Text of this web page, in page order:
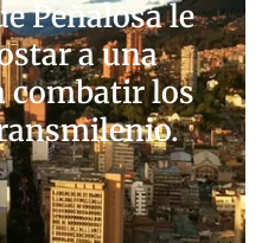
Peñalosa le
a una
combatir los